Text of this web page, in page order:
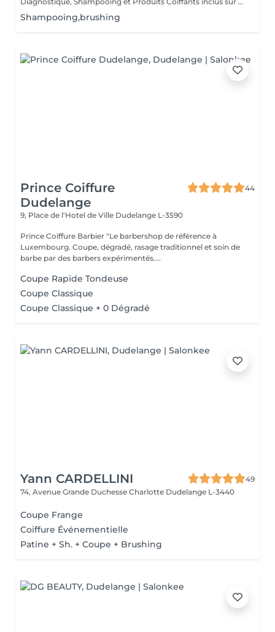
Shampooing,brushing
Prince Coiffure
Dudelange
44
9, Place de l'Hotel de Ville Dudelange L-3590
Prince Coiffure Barbier "Le barbershop de référence à
Luxembourg. Coupe, dégradé, rasage traditionnel et soin de
barbe par des barbers expérimentés....
Coupe Rapide Tondeuse
Coupe Classique
Coupe Classique + 0 Dégradé
Yann CARDELLINI
49
74, Avenue Grande Duchesse Charlotte Dudelange L-3440
Coupe Frange
Coiffure Événementielle
Patine + Sh. + Coupe + Brushing